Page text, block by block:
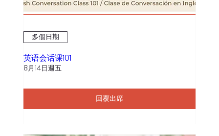
多個日期
英语会话课101
8月14日週五
回覆出席